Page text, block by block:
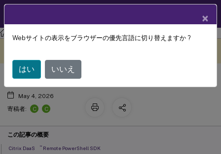
Citrix DaaS
SDKとAPI
May 4, 2026
寄稿者:
C C
この記事の概要
Citrix DaaS ™ Remote PowerShell SDK
×
Webサイトの表示をブラウザーの優先言語に切り替えますか ?
はい いいえ